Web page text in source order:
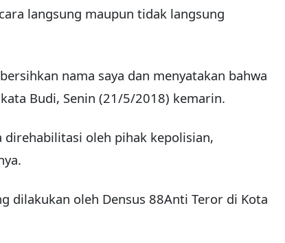
langsung maupun tidak langsung
nama saya dan menyatakan bahwa
Budi, Senin (21/5/2018) kemarin.
direhabilitasi oleh pihak kepolisian,
dilakukan oleh Densus 88Anti Teror di Kota